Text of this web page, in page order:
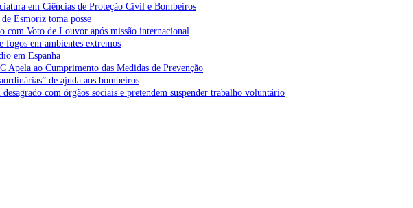
em Ciências de Proteção Civil e Bombeiros
Esmoriz toma posse
com Voto de Louvor após missão internacional
fogos em ambientes extremos
em Espanha
Apela ao Cumprimento das Medidas de Prevenção
de ajuda aos bombeiros
com órgãos sociais e pretendem suspender trabalho voluntário